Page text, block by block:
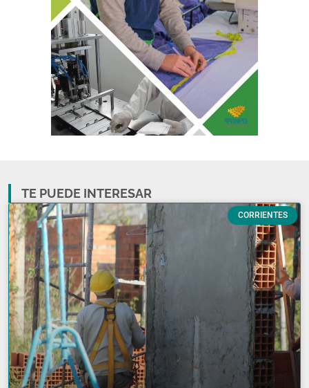
TE PUEDE INTERESAR
CORRIENTES